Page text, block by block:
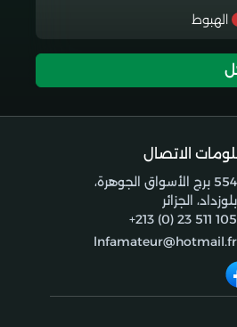
29
-14
29
30
-16
26
30
30
الهبوط
الاتصال
554 برج الأسواق الجوهرة،
بلوزداد، الجزائر
+213 (0) 23 511 105
lnfamateur@hotmail.fr